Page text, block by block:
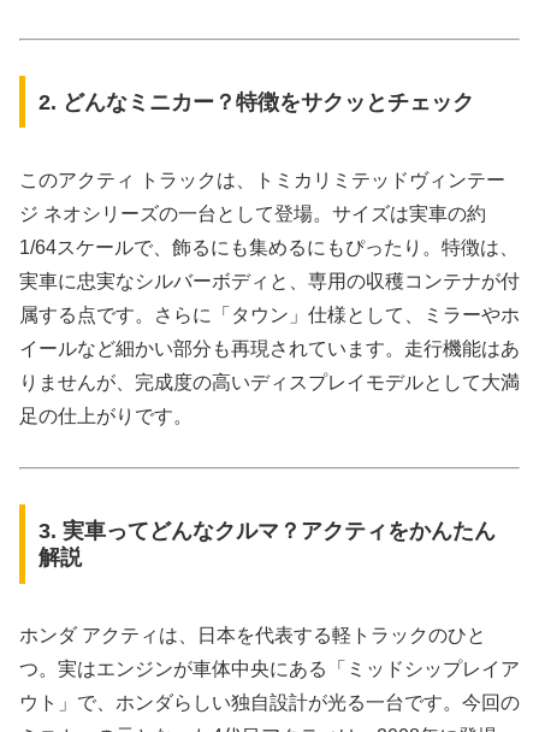
2. どんなミニカー？特徴をサクッとチェック
このアクティ トラックは、トミカリミテッドヴィンテー
ジ ネオシリーズの一台として登場。サイズは実車の約
1/64スケールで、飾るにも集めるにもぴったり。特徴は、
実車に忠実なシルバーボディと、専用の収穫コンテナが付
属する点です。さらに「タウン」仕様として、ミラーやホ
イールなど細かい部分も再現されています。走行機能はあ
りませんが、完成度の高いディスプレイモデルとして大満
足の仕上がりです。
3. 実車ってどんなクルマ？アクティをかんたん
解説
ホンダ アクティは、日本を代表する軽トラックのひと
つ。実はエンジンが車体中央にある「ミッドシップレイア
ウト」で、ホンダらしい独自設計が光る一台です。今回の